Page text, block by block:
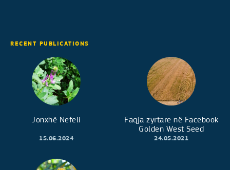
RECENT PUBLICATIONS
Jonxhë Nefeli
15.06.2024
Faqja zyrtare në Facebook
Golden West Seed
24.05.2021